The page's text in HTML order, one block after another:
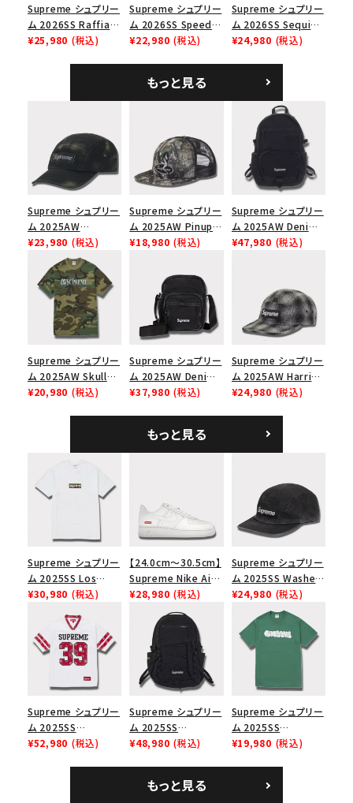
Supreme シュプリー
ム 2026SS Raffia
Mesh Back 5-Panel
¥25,980 (税込)
Supreme シュプリー
ム 2026SS Speed
Tee スピードTシャツ
¥22,980 (税込)
Supreme シュプリー
ム 2026SS Sequin
Denim Classic
シックロゴ 6パネルキ
ャップ ブラック
¥24,980 (税込)
もっと見る
Supreme シュプリー
ム 2025AW
Overdyed Camp
Cap オーバーダイド
キャンプキャップ ブ
ラック
¥23,980 (税込)
Supreme シュプリー
ム 2025AW Pinup
Mesh Back 5-Panel
ュバック 5パネルキャ
ップ トゥルーティン
バーHTC フォールカ
¥18,980 (税込)
Supreme シュプリー
ム 2025AW Denim
Backpack デニム バ
¥47,980 (税込)
Supreme シュプリー
ム 2025AW Skull
Tee スカル Tシャ
¥20,980 (税込)
Supreme シュプリー
ム 2025AW Denim
Shoulder Bag デニ
¥37,980 (税込)
Supreme シュプリー
ム 2025AW Harris
Tweed Camp Cap
¥24,980 (税込)
もっと見る
Supreme シュプリー
ム 2025SS Los
Angeles Fire Relief
イヤーリリーフボック
スロゴTシャツ ホワ
イト 白
¥30,980 (税込)
【24.0cm～30.5cm】
Supreme Nike Air
Force 1 Low シュプ
リーム ナイキエアフォ
ース１スニーカー シ
ューズ ホワイト
¥28,980 (税込)
Supreme シュプリー
ム 2025SS Washed
Chino Twill Camp
Cap ウォッシュチノツ
イルキャンプキャップ
ブラック 黒
¥24,980 (税込)
Supreme シュプリー
ム 2025SS
Bandana Football
¥52,980 (税込)
Supreme シュプリー
ム 2025SS
Backpack バックパッ
¥48,980 (税込)
Supreme シュプリー
ム 2025SS
Homerun Tee ホー
¥19,980 (税込)
もっと見る